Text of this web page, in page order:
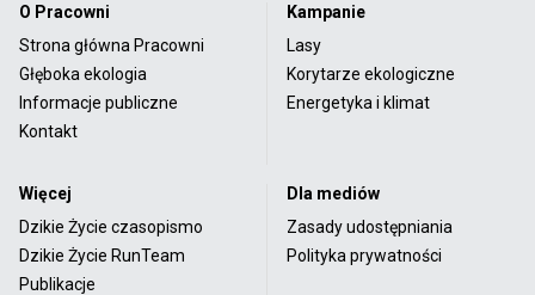
O Pracowni
Strona główna Pracowni
Głęboka ekologia
Informacje publiczne
Kontakt
Kampanie
Lasy
Korytarze ekologiczne
Energetyka i klimat
Więcej
Dzikie Życie czasopismo
Dzikie Życie RunTeam
Publikacje
Dla mediów
Zasady udostępniania
Polityka prywatności